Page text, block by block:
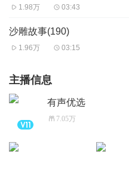
1.98万 03:43
沙雕故事(190)
1.96万 03:15
主播信息
有声优选
7.05万